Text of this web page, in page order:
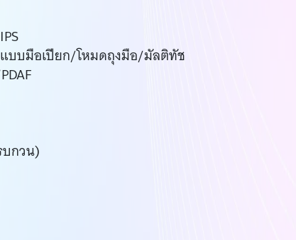
บบมือเปียก/โหมดถุงมือ/มัลติทัช
บกวน)